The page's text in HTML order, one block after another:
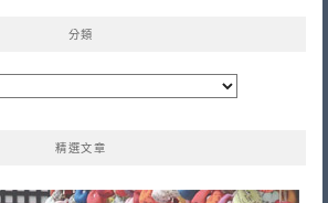
分類
精選文章